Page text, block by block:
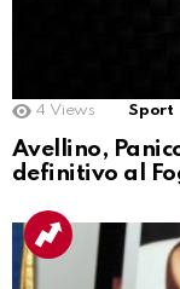
4 Views Sport
Avellino,
definitivo al